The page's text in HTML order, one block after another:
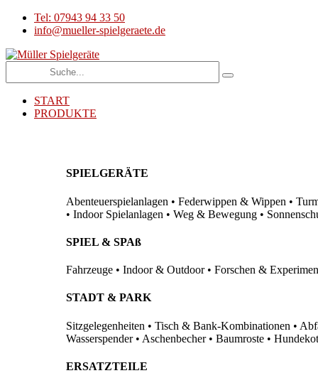
Tel: 07943 94 33 50
info@mueller-spielgeraete.de
START
PRODUKTE
SPIELGERÄTE
Abenteuerspielanlagen • Federwippen & Wippen •
• Indoor Spielanlagen • Weg & Bewegung •
SPIEL & SPAß
Fahrzeuge • Indoor & Outdoor • Forschen &
STADT & PARK
Sitzgelegenheiten • Tisch & Bank-Kombinationen •
Wasserspender • Aschenbecher • Baumroste •
ERSATZTEILE